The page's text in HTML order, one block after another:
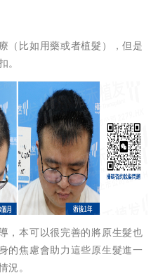
（比如用藥或者植髮），但是
，本可以很完善的將原生髮也
的焦慮會助力這些原生髮進一
況。